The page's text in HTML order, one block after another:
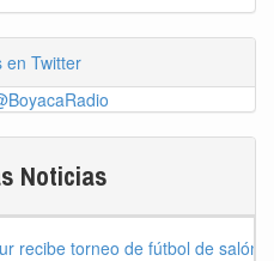
en Twitter
Noticias
recibe torneo de fútbol de salón